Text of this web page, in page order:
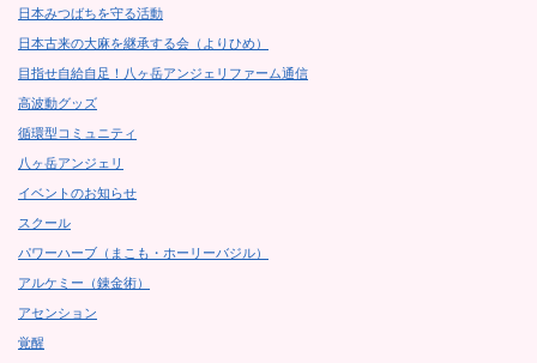
日本みつばちを守る活動
日本古来の大麻を継承する会（よりひめ）
目指せ自給自足！八ヶ岳アンジェリファーム通信
高波動グッズ
循環型コミュニティ
八ヶ岳アンジェリ
イベントのお知らせ
スクール
パワーハーブ（まこも・ホーリーバジル）
アルケミー（錬金術）
アセンション
覚醒